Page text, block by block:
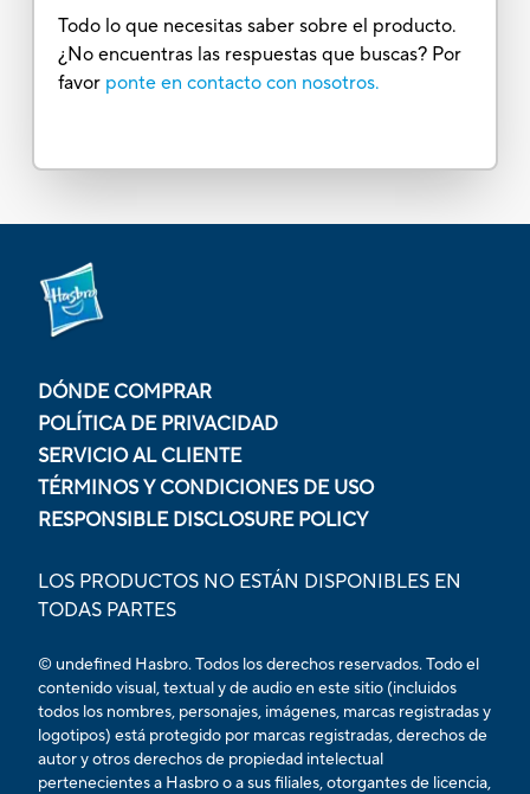
Todo lo que necesitas saber sobre el producto.
¿No encuentras las respuestas que buscas? Por
favor ponte en contacto con nosotros.
DÓNDE COMPRAR
POLÍTICA DE PRIVACIDAD
SERVICIO AL CLIENTE
TÉRMINOS Y CONDICIONES DE USO
RESPONSIBLE DISCLOSURE POLICY
LOS PRODUCTOS NO ESTÁN DISPONIBLES EN
TODAS PARTES
© undefined Hasbro. Todos los derechos reservados. Todo el
contenido visual, textual y de audio en este sitio (incluidos
todos los nombres, personajes, imágenes, marcas registradas y
logotipos) está protegido por marcas registradas, derechos de
autor y otros derechos de propiedad intelectual
pertenecientes a Hasbro o a sus filiales, otorgantes de licencia,